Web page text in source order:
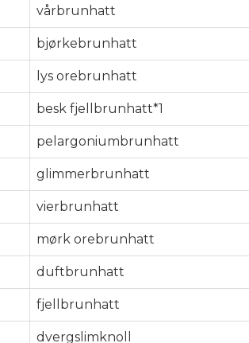
vårbrunhatt
bjørkebrunhatt
lys orebrunhatt
besk fjellbrunhatt*1
pelargoniumbrunhatt
glimmerbrunhatt
vierbrunhatt
mørk orebrunhatt
duftbrunhatt
fjellbrunhatt
dvergslimknoll